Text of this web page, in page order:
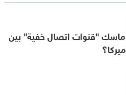
"قنوات اتصال خفية" بين